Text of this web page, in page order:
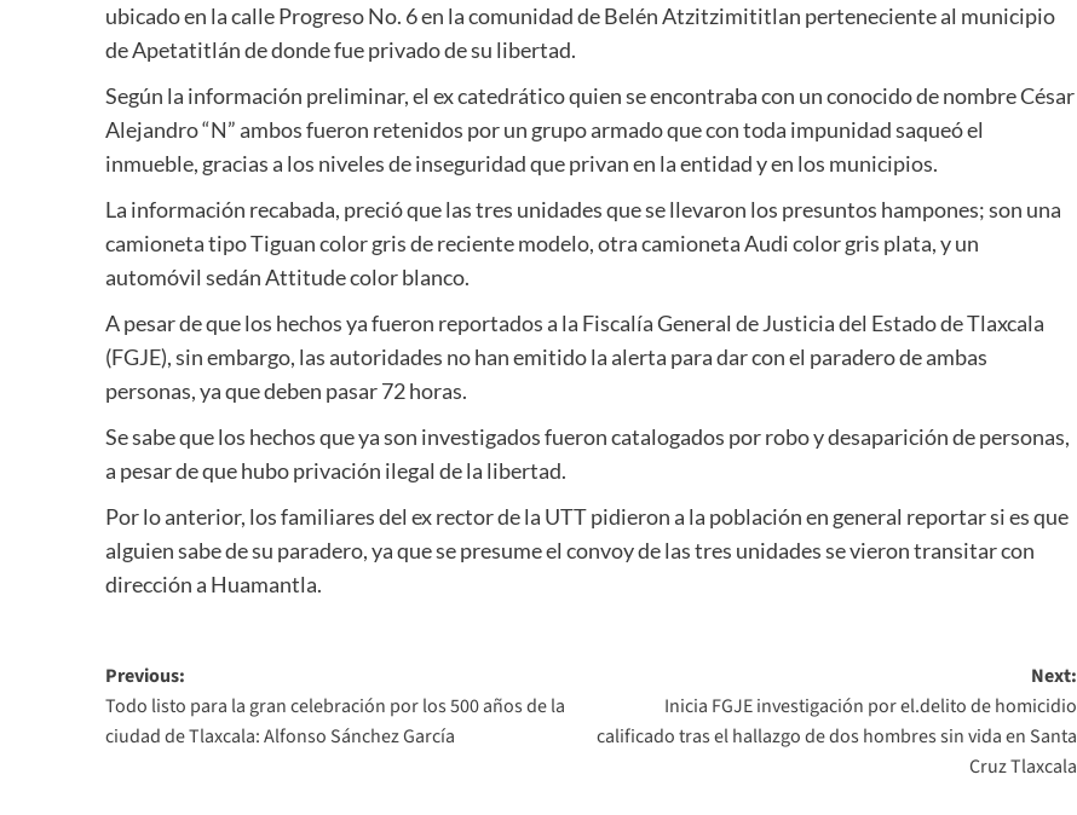
ubicado en la calle Progreso No. 6 en la comunidad de Belén Atzitzimititlan perteneciente al municipio
de Apetatitlán de donde fue privado de su libertad.
Según la información preliminar, el ex catedrático quien se encontraba con un conocido de nombre César
Alejandro “N” ambos fueron retenidos por un grupo armado que con toda impunidad saqueó el
inmueble, gracias a los niveles de inseguridad que privan en la entidad y en los municipios.
La información recabada, preció que las tres unidades que se llevaron los presuntos hampones; son una
camioneta tipo Tiguan color gris de reciente modelo, otra camioneta Audi color gris plata, y un
automóvil sedán Attitude color blanco.
A pesar de que los hechos ya fueron reportados a la Fiscalía General de Justicia del Estado de Tlaxcala
(FGJE), sin embargo, las autoridades no han emitido la alerta para dar con el paradero de ambas
personas, ya que deben pasar 72 horas.
Se sabe que los hechos que ya son investigados fueron catalogados por robo y desaparición de personas,
a pesar de que hubo privación ilegal de la libertad.
Por lo anterior, los familiares del ex rector de la UTT pidieron a la población en general reportar si es que
alguien sabe de su paradero, ya que se presume el convoy de las tres unidades se vieron transitar con
dirección a Huamantla.
Post
navigation
Previous:
Todo listo para la gran celebración por los 500 años de la
ciudad de Tlaxcala: Alfonso Sánchez García
Next:
Inicia FGJE investigación por el.delito de homicidio
calificado tras el hallazgo de dos hombres sin vida en Santa
Cruz Tlaxcala